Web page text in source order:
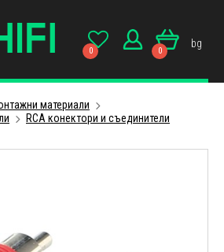
0 0
bg
материали
RCA конектори и съединители